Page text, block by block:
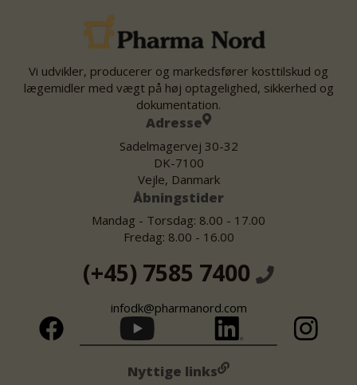
Vi udvikler, producerer og markedsfører kosttilskud og
lægemidler med vægt på høj optagelighed, sikkerhed og
dokumentation.
Adresse
Sadelmagervej 30-32
DK-7100
Vejle, Danmark
Åbningstider
Mandag - Torsdag: 8.00 - 17.00
Fredag: 8.00 - 16.00
(+45) 7585 7400
infodk@pharmanord.com
Nyttige links